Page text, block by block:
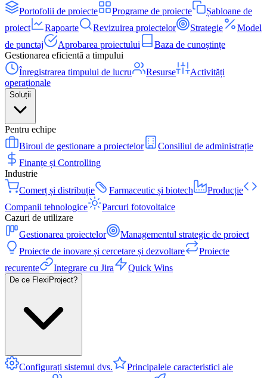
Portofolii de proiecte
Programe de proiecte
Șabloane de
proiect
Rapoarte Revizuirea proiectelor Strategie
Model
de punctaj
Aprobarea proiectului
Baza de cunoștințe
Gestionarea eficientă a timpului
Înregistrarea timpului de lucru
Resurse
Activități
operaționale
Soluții
Pentru echipe
Biroul de gestionare a proiectelor
Consiliul de administrație
Finanțe și Controlling
Industrie
Comerț și distribuție
Farmaceutic și biotech
Producție
Companii tehnologice
Parcuri fotovoltaice
Cazuri de utilizare
Gestionarea proiectelor
Managementul strategic de proiect
Proiecte de inovare și cercetare și dezvoltare
Proiecte
recurente
Integrare cu Jira Quick Wins
De ce FlexiProject?
Configurați sistemul dvs.
Principalele caracteristici ale